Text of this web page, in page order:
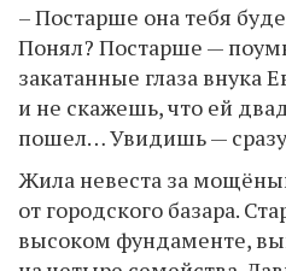
– Постарше она тебя
Понял? Постарше —
закатанные глаза внука
и не скажешь, что ей
пошел… Увидишь —
Жила невеста за
от городского базара.
высоком фундаменте,